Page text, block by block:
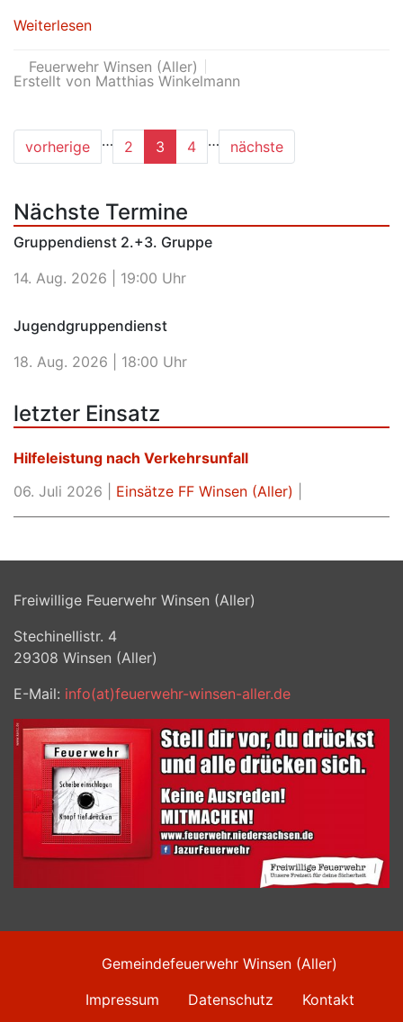
Weiterlesen
Feuerwehr Winsen (Aller)
Erstellt von Matthias Winkelmann
vorherige … 2 3 4 … nächste
Nächste Termine
Gruppendienst 2.+3. Gruppe
14. Aug. 2026 | 19:00 Uhr
Jugendgruppendienst
18. Aug. 2026 | 18:00 Uhr
letzter Einsatz
Hilfeleistung nach Verkehrsunfall
06. Juli 2026 | Einsätze FF Winsen (Aller)
Freiwillige Feuerwehr Winsen (Aller)
Stechinellistr. 4
29308 Winsen (Aller)
E-Mail: info(at)feuerwehr-winsen-aller.de
Gemeindefeuerwehr Winsen (Aller)
Impressum
Datenschutz Kontakt